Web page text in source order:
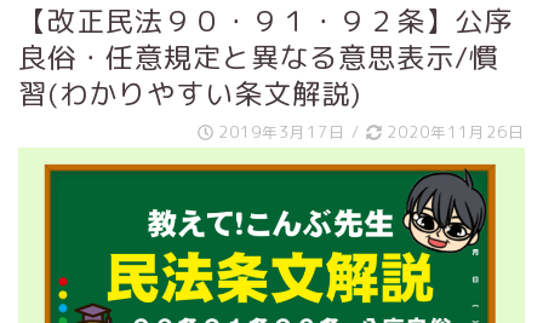
【改正民法９０・９１・９２条】公序
良俗・任意規定と異なる意思表示/慣
習(わかりやすい条文解説)
2019年3月17日 / 2020年11月26日